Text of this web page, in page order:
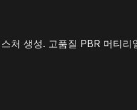
처 생성. 고품질 PBR 머티리